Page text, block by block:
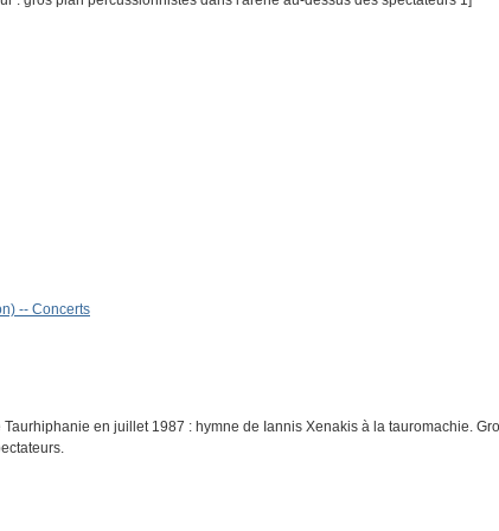
-- Concerts
en juillet 1987 : hymne de Iannis Xenakis à la tauromachie.